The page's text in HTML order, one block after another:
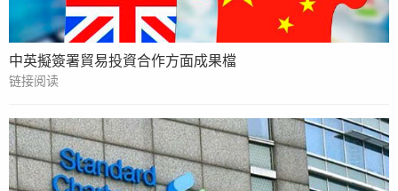
中英擬簽署貿易投資合作方面成果檔
链接阅读